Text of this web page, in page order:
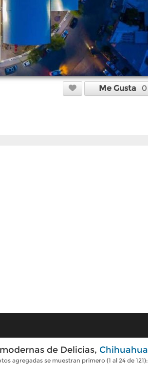
Me Gusta 0
de Delicias, Chihuahua
agregadas se muestran primero (1 al 24 de 121):